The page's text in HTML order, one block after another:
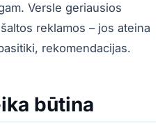
Versle geriausios
reklamos – jos ateina
rekomendacijas.
būtina